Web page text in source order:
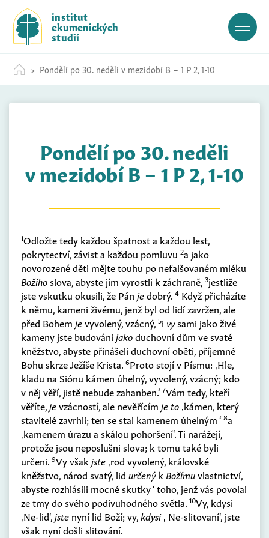
c
institut
ekumenických
studií
Pondělí po 30. neděli v mezidobí B – 1 P 2, 1-10
Pondělí po 30. neděli
v mezidobí B – 1 P 2, 1-10
1Odložte tedy každou špatnost a každou lest,
pokrytectví, závist a každou pomluvu 2a jako
novorozené děti mějte touhu po nefalšovaném mléku
Božíhoslova, abyste jím vyrostli k záchraně, 3jestliže
jste vskutku okusili, že Pán jedobrý. 4 Když přicházíte
k němu, kameni živému, jenž byl od lidí zavržen, ale
před Bohem jevyvolený, vzácný, 5i vysami jako živé
kameny jste budováni jakoduchovní dům ve svaté
kněžstvo, abyste přinášeli duchovní oběti, příjemné
Bohu skrze Ježíše Krista. 6Proto stojí v Písmu: ‚Hle,
kladu na Siónu kámen úhelný, vyvolený, vzácný; kdo
v něj věří, jistě nebude zahanben.‘ 7Vám tedy, kteří
věříte,jevzácností, ale nevěřícím je to ‚kámen, který
stavitelé zavrhli; ten se stal kamenem úhelným ‘ 8a
‚kamenem úrazu a skálou pohoršení‘. Ti narážejí,
protože jsou neposlušni slova; k tomu také byli
určeni. 9Vy však jste ‚rod vyvolený, královské
kněžstvo, národ svatý, lid určenýk Božímuvlastnictví,
abyste rozhlásili mocné skutky ‘ toho, jenž vás povolal
ze tmy do svého podivuhodného světla. 10Vy, kdysi
‚Ne-lid‘,jste nyní lid Boží; vy,kdysi‚ Ne-slitovaní‘, jste
však nyní došli slitování.